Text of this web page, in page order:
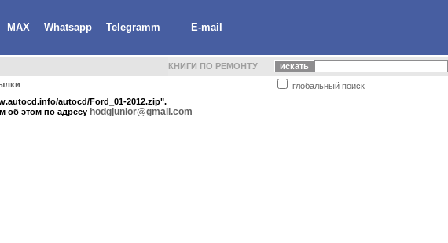
MAX Whatsapp Telegramm E-mail
КНИГИ ПО РЕМОНТУ
глобальный поиск
autocd/Ford_01-2012.zip".
об этом по адресу hodgjunior@gmail.com